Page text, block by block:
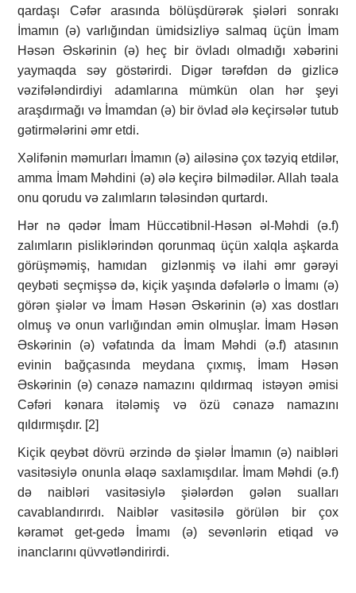
qardaşı Cəfər arasında bölüşdürərək şiələri sonrakı
İmamın (ə) varlığından ümidsizliyə salmaq üçün İmam
Həsən Əskərinin (ə) heç bir övladı olmadığı xəbərini
yaymaqda səy göstərirdi. Digər tərəfdən də gizlicə
vəzifələndirdiyi adamlarına mümkün olan hər şeyi
araşdırmağı və İmamdan (ə) bir övlad ələ keçirsələr tutub
gətirmələrini əmr etdi.
Xəlifənin məmurları İmamın (ə) ailəsinə çox təzyiq etdilər,
amma İmam Məhdini (ə) ələ keçirə bilmədilər. Allah təala
onu qorudu və zalımların tələsindən qurtardı.
Hər nə qədər İmam Hüccətibnil-Həsən əl-Məhdi (ə.f)
zalımların pisliklərindən qorunmaq üçün xalqla aşkarda
görüşməmiş, hamıdan gizlənmiş və ilahi əmr gərəyi
qeybəti seçmişsə də, kiçik yaşında dəfələrlə o İmamı (ə)
görən şiələr və İmam Həsən Əskərinin (ə) xas dostları
olmuş və onun varlığından əmin olmuşlar. İmam Həsən
Əskərinin (ə) vəfatında da İmam Məhdi (ə.f) atasının
evinin bağçasında meydana çıxmış, İmam Həsən
Əskərinin (ə) cənazə namazını qıldırmaq istəyən əmisi
Cəfəri kənara itələmiş və özü cənazə namazını
qıldırmışdır. [2]
Kiçik qeybət dövrü ərzində də şiələr İmamın (ə) naibləri
vasitəsiylə onunla əlaqə saxlamışdılar. İmam Məhdi (ə.f)
də naibləri vasitəsiylə şiələrdən gələn sualları
cavablandırırdı. Naiblər vasitəsilə görülən bir çox
kəramət get-gedə İmamı (ə) sevənlərin etiqad və
inanclarını qüvvətləndirirdi.